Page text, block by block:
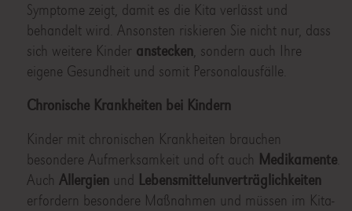
Symptome zeigt, damit es die Kita verlässt und
behandelt wird. Ansonsten riskieren Sie nicht nur, dass
sich weitere Kinder anstecken , sondern auch Ihre
eigene Gesundheit und somit Personalausfälle.
Chronische Krankheiten bei Kindern
Kinder mit chronischen Krankheiten brauchen
besondere Aufmerksamkeit und oft auch Medikamente.
Auch Allergien und Lebensmittelunverträglichkeiten
erfordern besondere Maßnahmen und müssen im Kita-